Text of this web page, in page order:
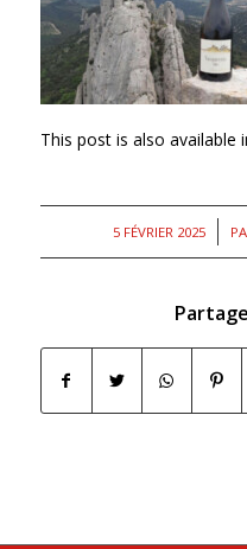
This post is also available
5 FÉVRIER 2025
/